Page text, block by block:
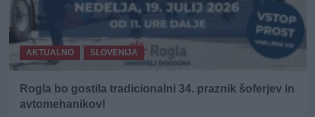
AKTUALNO SLOVENIJA
Rogla bo gostila tradicionalni 34. praznik šoferjev in
avtomehanikov!